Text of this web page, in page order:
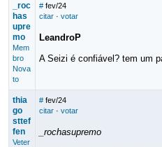
_roc
has
upre
mo
Mem
bro
Nova
to
# fev/24
citar· votar
LeandroP
A Seizi é confiável? tem um
thia
go
sttef
fen
Veter
# fev/24
citar· votar
_rochasupremo